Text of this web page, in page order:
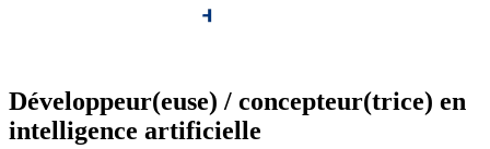
Développeur(euse) / concepteur(trice) en
intelligence artificielle